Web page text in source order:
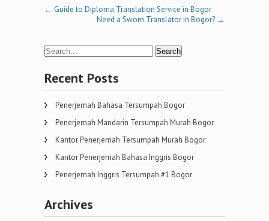
Post
navigation
← Guide to Diploma Translation Service in Bogor
Need a Sworn Translator in Bogor? →
Recent Posts
Penerjemah Bahasa Tersumpah Bogor
Penerjemah Mandarin Tersumpah Murah Bogor
Kantor Penerjemah Tersumpah Murah Bogor
Kantor Penerjemah Bahasa Inggris Bogor
Penerjemah Inggris Tersumpah #1 Bogor
Archives